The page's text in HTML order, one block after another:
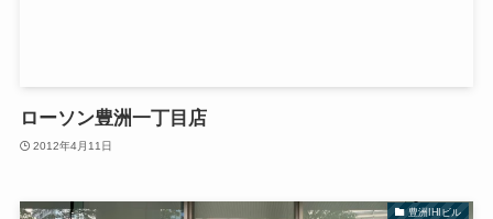
ローソン豊洲一丁目店
2012年4月11日
豊洲IHIビル